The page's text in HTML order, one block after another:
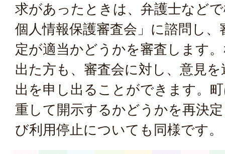
求があったときは、弁護士など
個人情報保護審査会」に諮問し
定が適当かどうかを審査します
出た方も、審査会に対し、意見
出を申し出ることができます。
重して開示するかどうかを再決
び利用停止についても同様です。